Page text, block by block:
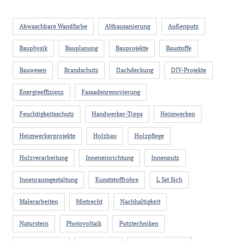
Abwaschbare Wandfarbe Altbausanierung Außenputz
Bauphysik Bauplanung Bauprojekte Baustoffe
Bauwesen Brandschutz Dachdeckung DIY-Projekte
Energieeffizienz Fassadenrenovierung
Feuchtigkeitsschutz Handwerker-Tipps Heimwerken
Heimwerkerprojekte Holzbau Holzpflege
Holzverarbeitung Inneneinrichtung Innenputz
Innenraumgestaltung Kunststoffrohre L Sst Sich
Malerarbeiten Mietrecht Nachhaltigkeit
Naturstein Photovoltaik Putztechniken